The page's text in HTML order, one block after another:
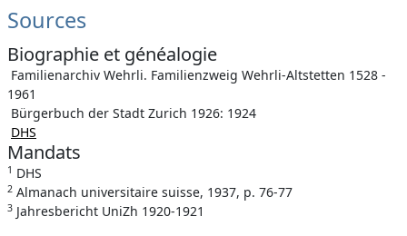
Sources
Biographie et généalogie
Familienarchiv Wehrli. Familienzweig Wehrli-Altstetten 1528 -
1961
Bürgerbuch der Stadt Zurich 1926: 1924
DHS
Mandats
1 DHS
2 Almanach universitaire suisse, 1937, p. 76-77
3 Jahresbericht UniZh 1920-1921